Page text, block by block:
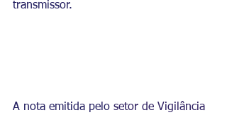
transmissor.
A nota emitida pelo setor de Vigilância